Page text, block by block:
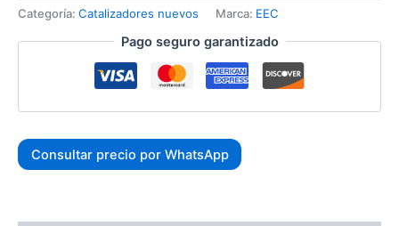
Categoría: Catalizadores nuevos Marca: EEC
Pago seguro garantizado
Consultar precio por WhatsApp